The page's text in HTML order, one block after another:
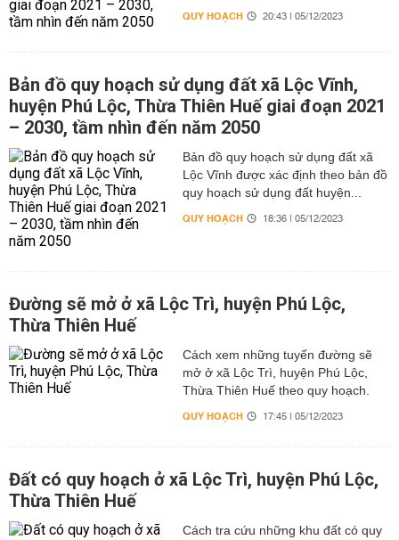
QUY HOẠCH 20:43 | 05/12/2023
Bản đồ quy hoạch sử dụng đất xã Lộc Vĩnh,
huyện Phú Lộc, Thừa Thiên Huế giai đoạn 2021
– 2030, tầm nhìn đến năm 2050
Bản đồ quy hoạch sử dụng đất xã
Lộc Vĩnh được xác định theo bản đồ
quy hoạch sử dụng đất huyện...
QUY HOẠCH 18:36 | 05/12/2023
Đường sẽ mở ở xã Lộc Trì, huyện Phú Lộc,
Thừa Thiên Huế
Cách xem những tuyến đường sẽ
mở ở xã Lộc Trì, huyện Phú Lộc,
Thừa Thiên Huế theo quy hoạch.
QUY HOẠCH 17:45 | 05/12/2023
Đất có quy hoạch ở xã Lộc Trì, huyện Phú Lộc,
Thừa Thiên Huế
Cách tra cứu những khu đất có quy